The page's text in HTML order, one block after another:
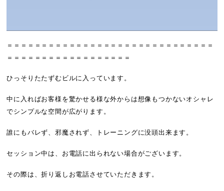
＝＝＝＝＝＝＝＝＝＝＝＝＝＝＝＝＝＝＝＝＝＝＝＝＝＝＝＝＝＝
＝＝＝＝＝＝＝＝＝＝＝＝＝＝＝＝＝＝
ひっそりたたずむビルに入っています。
中に入ればお客様を驚かせる様な外からは想像もつかないオシャレ
でシンプルな空間が広がります。
誰にもバレず、邪魔されず、トレーニングに没頭出来ます。
セッション中は、お電話に出られない場合がございます。
その際は、折り返しお電話させていただきます。